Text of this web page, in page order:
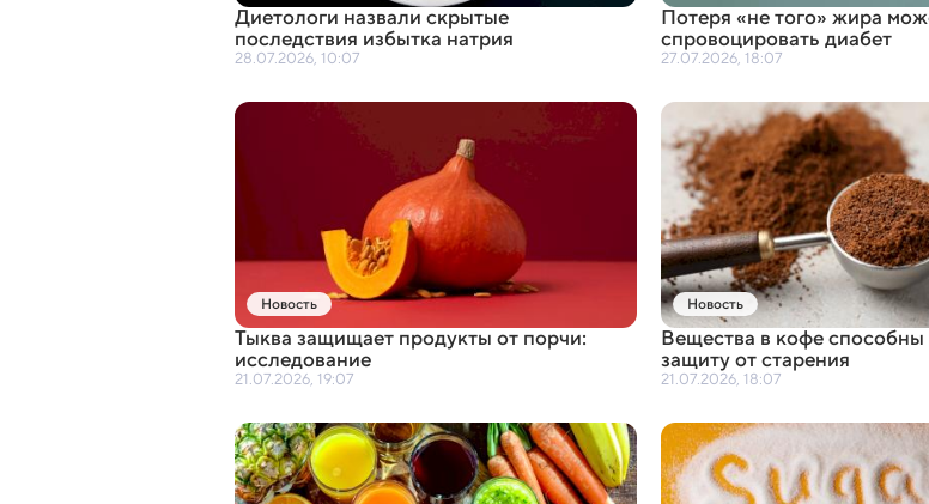
Диетологи назвали скрытые
последствия избытка натрия
28.07.2026, 10:07
Потеря«не того» жира
спровоцировать диабет
27.07.2026, 18:07
Новость
Тыква защищает продукты от порчи:
исследование
21.07.2026, 19:07
Новость
Вещества в кофе способны
защиту от старения
21.07.2026, 18:07